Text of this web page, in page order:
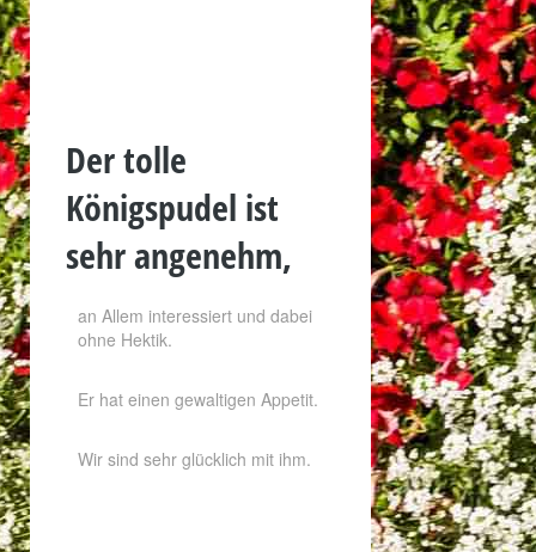
Der tolle
Königspudel ist
sehr angenehm,
an Allem interessiert und dabei
ohne Hektik.
Er hat einen gewaltigen Appetit.
Wir sind sehr glücklich mit ihm.